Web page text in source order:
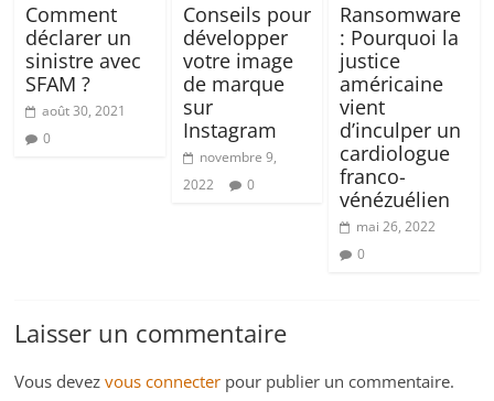
Comment
déclarer un
sinistre avec
SFAM ?
août 30, 2021
0
Conseils pour
développer
votre image
de marque
sur
Instagram
novembre 9,
2022
0
Ransomware
: Pourquoi la
justice
américaine
vient
d’inculper un
cardiologue
franco-
vénézuélien
mai 26, 2022
0
Laisser un commentaire
Vous devezvous connecter pour publier un commentaire.